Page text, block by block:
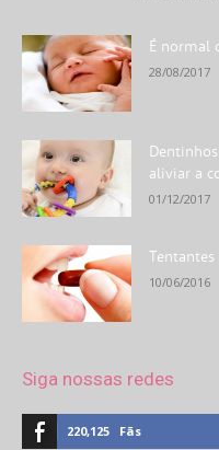
É normal
28/08/2017
aliviar a
01/12/2017
10/06/2016
Siga nossas redes
220,125 Fãs